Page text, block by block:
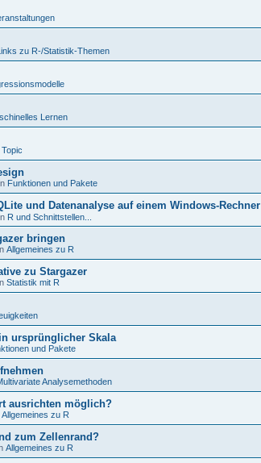
zu R-/Statistik-Themen
Lernen
Funktionen und Pakete
und Datenanalyse auf einem Windows-Rechner
R und Schnittstellen...
bringen
Allgemeines zu R
zu Stargazer
Statistik mit R
ursprünglicher Skala
und Pakete
Analysemethoden
ausrichten möglich?
Allgemeines zu R
zum Zellenrand?
Allgemeines zu R